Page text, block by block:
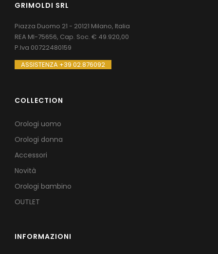
GRIMOLDI SRL
Piazza Duomo 21 - 20121 Milano, Italia
REA MI-75656, Cap. Soc. € 49.920,00
P.Iva 00722480159
ASSISTENZA +39 02.876092
COLLECTION
Orologi uomo
Orologi donna
Accessori
Novità
Orologi bambino
OUTLET
INFORMAZIONI